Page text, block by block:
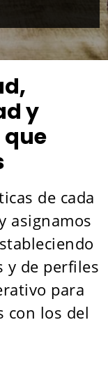
y
de cada
asignamos
y de perfiles
para
con los del